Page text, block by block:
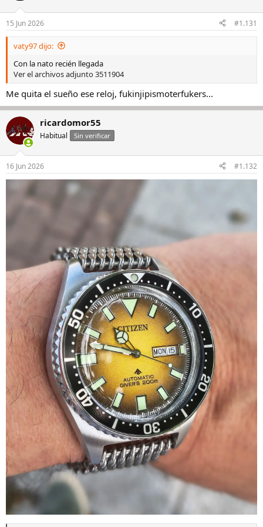
e
s
15 Jun 2026 #1.131
vaty97 dijo:
Con la nato recién llegada
Ver el archivos adjunto 3511904
Me quita el sueño ese reloj, fukinjipismoterfukers...
ricardomor55
Habitual Sin verificar
16 Jun 2026 #1.132